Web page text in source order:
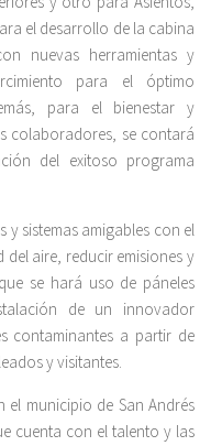
el desarrollo de la cabina
nuevas herramientas y
para el óptimo
para el bienestar y
colaboradores, se contará
del exitoso programa
sistemas amigables con el
aire, reducir emisiones y
se hará uso de páneles
de un innovador
contaminantes a partir de
y visitantes.
el municipio de San Andrés
cuenta con el talento y las